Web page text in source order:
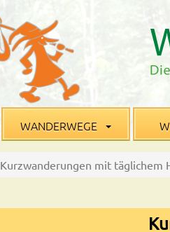
WANDERWEGE
Kurzwanderungen mit täglichem